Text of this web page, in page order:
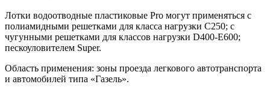
Лотки водоотводные пластиковые Pro могут применяться с
полиамидными решетками для класса нагрузки С250; с
чугунными решетками для классов нагрузки D400-E600;
пескоуловителем Super.
Область применения: зоны проезда легкового автотранспорта
и автомобилей типа «Газель».